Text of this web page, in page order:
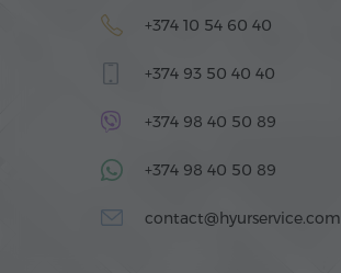
+374 10 54 60 40
+374 93 50 40 40
+374 98 40 50 89
+374 98 40 50 89
contact@hyurservice.com